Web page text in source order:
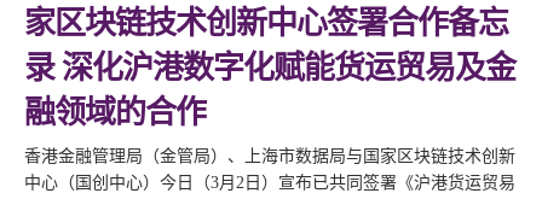
家区块链技术创新中心签署合作备忘
录 深化沪港数字化赋能货运贸易及金
融领域的合作
香港金融管理局（金管局）、上海市数据局与国家区块链技术创新
中心（国创中心）今日（3月2日）宣布已共同签署《沪港货运贸易